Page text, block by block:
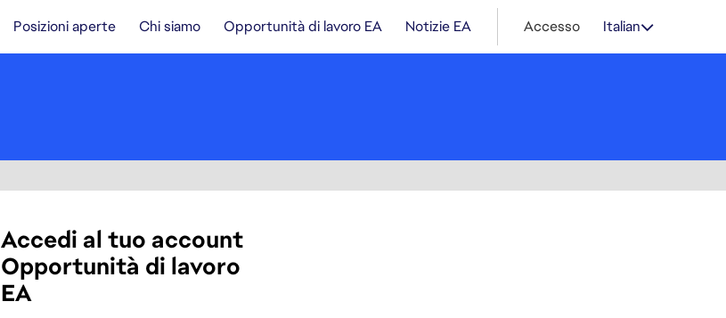
Posizioni aperte Chi siamo Opportunità di lavoro EA Notizie EA Accesso Italian
Accedi al tuo account
Opportunità di lavoro
EA